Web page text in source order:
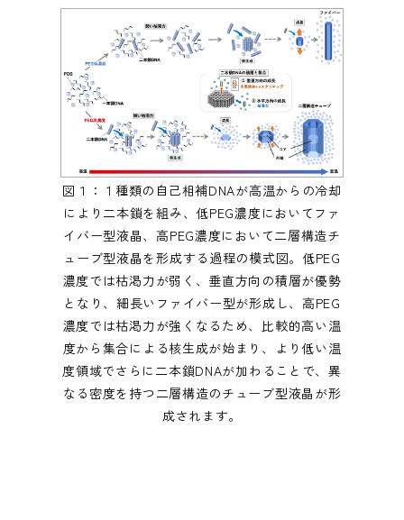
図１：１種類の自己相補DNAが高温からの冷却
により二本鎖を組み、低PEG濃度においてファ
イバー型液晶、高PEG濃度において二層構造チ
ューブ型液晶を形成する過程の模式図。低PEG
濃度では枯渇力が弱く、垂直方向の積層が優勢
となり、細長いファイバー型が形成し、高PEG
濃度では枯渇力が強くなるため、比較的高い温
度から集合による核生成が始まり、より低い温
度領域でさらに二本鎖DNAが加わることで、異
なる密度を持つ二層構造のチューブ型液晶が形
成されます。